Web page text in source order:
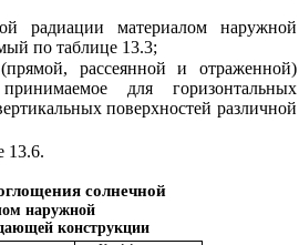
радиации материалом наружной
по таблице 13.3;
рассеянной и отраженной)
для горизонтальных
поверхностей различной
13.6.
солнечной
наружной
конструкции